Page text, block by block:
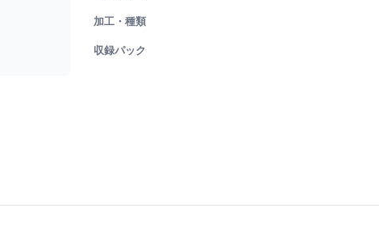
加工・種類
収録パック